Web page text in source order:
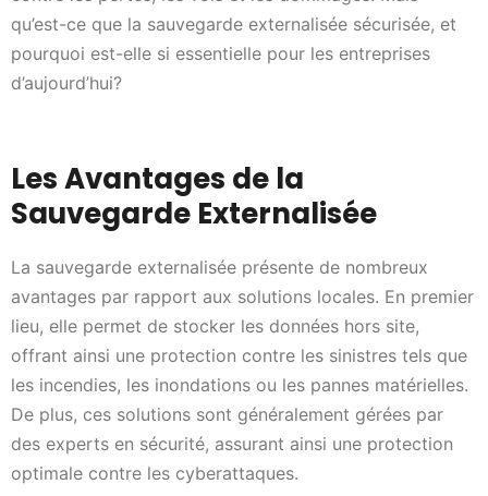
qu’est-ce que la sauvegarde externalisée sécurisée, et
pourquoi est-elle si essentielle pour les entreprises
d’aujourd’hui?
Les Avantages de la
Sauvegarde Externalisée
La sauvegarde externalisée présente de nombreux
avantages par rapport aux solutions locales. En premier
lieu, elle permet de stocker les données hors site,
offrant ainsi une protection contre les sinistres tels que
les incendies, les inondations ou les pannes matérielles.
De plus, ces solutions sont généralement gérées par
des experts en sécurité, assurant ainsi une protection
optimale contre les cyberattaques.